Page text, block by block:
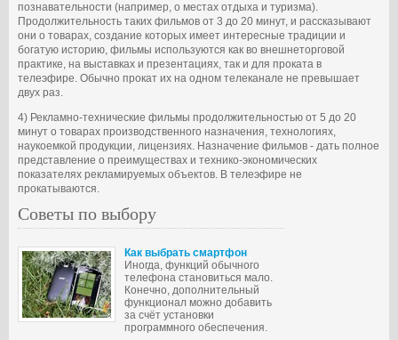
познавательности (например, о местах отдыха и туризма).
Продолжительность таких фильмов от 3 до 20 минут, и рассказывают
они о товарах, создание которых имеет интересные традиции и
богатую историю, фильмы используются как во внешнеторговой
практике, на выставках и презентациях, так и для проката в
телеэфире. Обычно прокат их на одном телеканале не превышает
двух раз.
4) Рекламно-технические фильмы продолжительностью от 5 до 20
минут о товарах производственного назначения, технологиях,
наукоемкой продукции, лицензиях. Назначение фильмов - дать полное
представление о преимуществах и технико-экономических
показателях рекламируемых объектов. В телеэфире не
прокатываются.
Советы по выбору
Как выбрать смартфон
Иногда, функций обычного
телефона становиться мало.
Конечно, дополнительный
функционал можно добавить
за счёт установки
программного обеспечения.